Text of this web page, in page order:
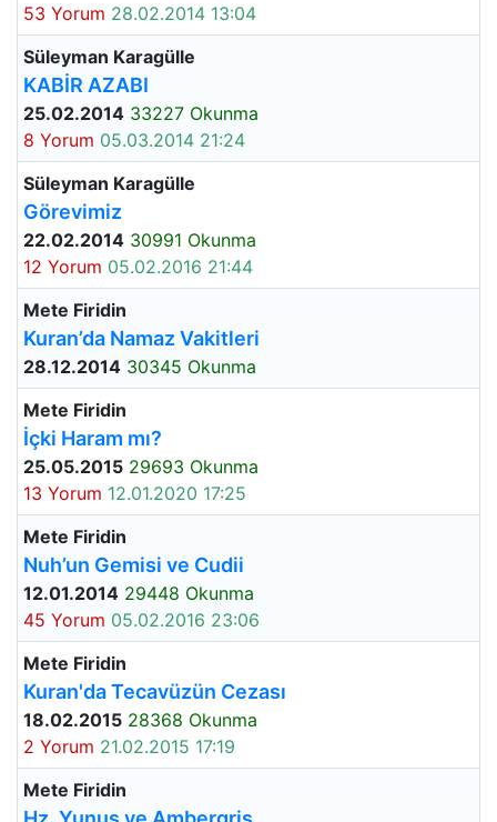
53 Yorum 28.02.2014 13:04
Süleyman Karagülle
KABİR AZABI
25.02.2014 33227 Okunma
8 Yorum 05.03.2014 21:24
Süleyman Karagülle
Görevimiz
22.02.2014 30991 Okunma
12 Yorum 05.02.2016 21:44
Mete Firidin
Kuran’da Namaz Vakitleri
28.12.2014 30345 Okunma
Mete Firidin
İçki Haram mı?
25.05.2015 29693 Okunma
13 Yorum 12.01.2020 17:25
Mete Firidin
Nuh’un Gemisi ve Cudii
12.01.2014 29448 Okunma
45 Yorum 05.02.2016 23:06
Mete Firidin
Kuran'da Tecavüzün Cezası
18.02.2015 28368 Okunma
2 Yorum 21.02.2015 17:19
Mete Firidin